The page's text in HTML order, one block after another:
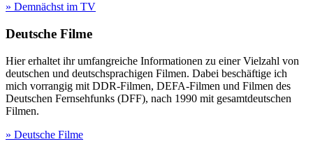
» Demnächst im TV
Deutsche Filme
Hier erhaltet ihr umfangreiche Informationen zu einer Vielzahl von
deutschen und deutschsprachigen Filmen. Dabei beschäftige ich
mich vorrangig mit DDR-Filmen, DEFA-Filmen und Filmen des
Deutschen Fernsehfunks (DFF), nach 1990 mit gesamtdeutschen
Filmen.
» Deutsche Filme